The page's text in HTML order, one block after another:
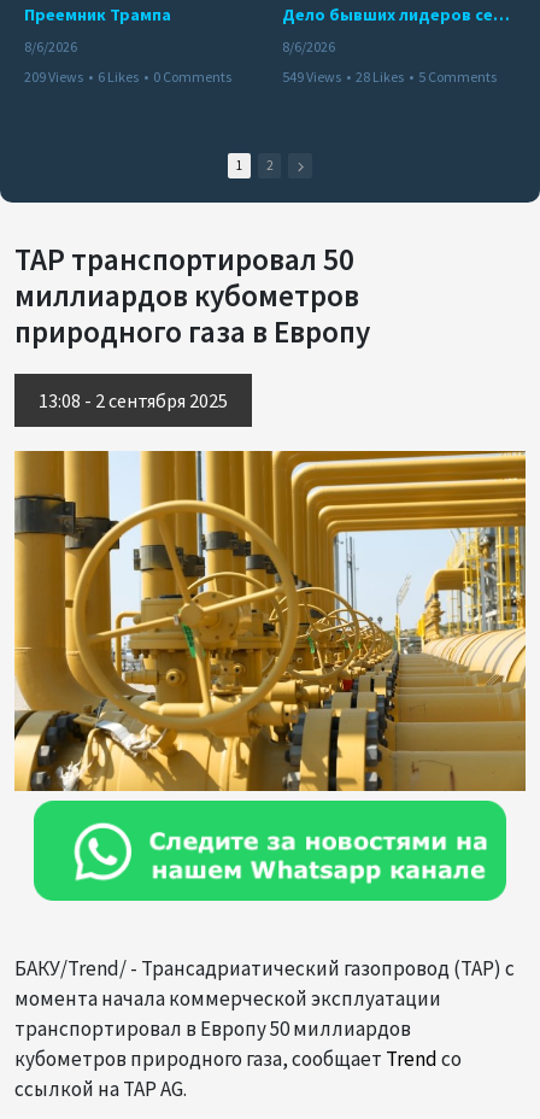
Преемник Трампа
8/6/2026
209 Views • 6 Likes • 0 Comments
Дело бывших лидеров сепаратистского режима в Карабахе
8/6/2026
549 Views • 28 Likes • 5 Comments
1 2
TAP транспортировал 50
миллиардов кубометров
природного газа в Европу
13:08 - 2 сентября 2025
БАКУ/Trend/ - Трансадриатический газопровод (TAP) с
момента начала коммерческой эксплуатации
транспортировал в Европу 50 миллиардов
кубометров природного газа, сообщает Trendсо
ссылкой на TAP AG.